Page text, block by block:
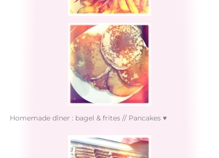
Homemade dîner : bagel & frites // Pancakes ♥